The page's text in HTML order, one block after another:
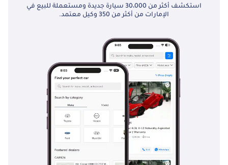
للقيادة اليومية. دفع
أنيق: تصميم عصري
________________________________________
استكشف أكثر من 30،000 سيارة جديدة ومستعملة للبيع في
الإمارات من أكثر من 350 وكيل معتمد.